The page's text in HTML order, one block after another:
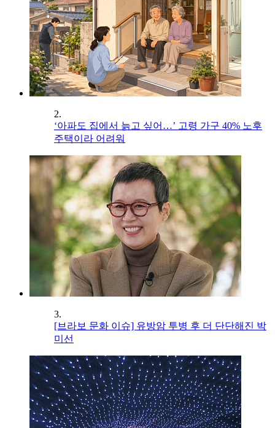
2.
‘아파도 집에서 늙고 싶어…’ 고령 가구 40% 노후
주택이라 어려워
3.
[브라보 문화 이슈] 유방암 투병 후 더 단단해진 박
미선